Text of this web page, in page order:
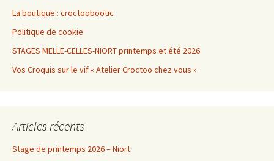
La boutique : croctoobootic
Politique de cookie
STAGES MELLE-CELLES-NIORT printemps et été 2026
Vos Croquis sur le vif « Atelier Croctoo chez vous »
Articles récents
Stage de printemps 2026 – Niort